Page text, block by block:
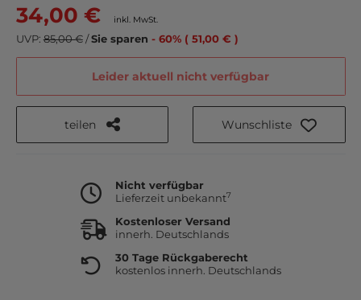
34,00 € inkl. MwSt.
UVP: 85,00 €/Sie sparen - 60% ( 51,00 € )
Leider aktuell nicht verfügbar
teilen Wunschliste
Nicht verfügbar
Lieferzeit unbekannt7
Kostenloser Versand
innerh. Deutschlands
30 Tage Rückgaberecht
kostenlos innerh. Deutschlands